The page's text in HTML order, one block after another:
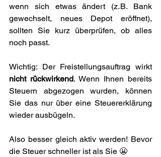
wenn sich etwas ändert (z. B. Bank
gewechselt, neues Depot eröffnet),
sollten Sie kurz überprüfen, ob alles
noch passt.
Wichtig: Der Freistellungsauftrag wirkt
nicht rückwirkend. Wenn Ihnen bereits
Steuern abgezogen wurden, können
Sie das nur über eine Steuererklärung
wieder ausbügeln.
Also besser gleich aktiv werden! Bevor
die Steuer schneller ist als Sie 😬